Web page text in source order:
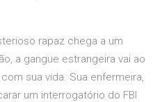
rapaz chega a um
a gangue estrangeira vai ao
sua vida. Sua enfermeira,
um interrogatório do FBI